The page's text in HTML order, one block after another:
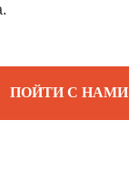
ПОЙТИ С НАМИ